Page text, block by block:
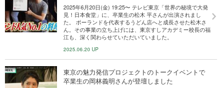
2025年6月20日(金) 19:25〜 テレビ東京「世界の秘境で大発
見！日本食堂」に、卒業生の松木 平さんが出演されまし
た。 ポーランドを代表するうどん店へと成長させた松木さ
ん。その事業の立ち上げには、東京すしアカデミー校長の福
江も、深く関わらせていただいていました。
2025.06.20 UP
東京の魅力発信プロジェクトのトークイベントで
卒業生の岡林義明さんが登壇しました